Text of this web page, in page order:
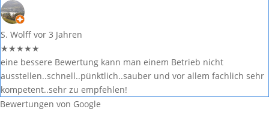
S. Wolff vor 3 Jahren
★★★★★
eine bessere Bewertung kann man einem Betrieb nicht
ausstellen..schnell..pünktlich..sauber und vor allem fachlich sehr
kompetent..sehr zu empfehlen!
Bewertungen von Google